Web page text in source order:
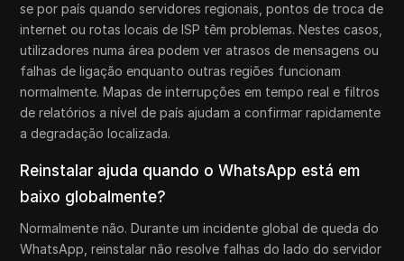
se por país quando servidores regionais, pontos de troca de
internet ou rotas locais de ISP têm problemas. Nestes casos,
utilizadores numa área podem ver atrasos de mensagens ou
falhas de ligação enquanto outras regiões funcionam
normalmente. Mapas de interrupções em tempo real e filtros
de relatórios a nível de país ajudam a confirmar rapidamente
a degradação localizada.
Reinstalar ajuda quando o WhatsApp está em
baixo globalmente?
Normalmente não. Durante um incidente global de queda do
WhatsApp, reinstalar não resolve falhas do lado do servidor